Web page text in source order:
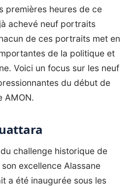
premières heures de ce
achevé neuf portraits
de ces portraits met en
de la politique et
Voici un focus sur les neuf
du début de
AMON.
challenge historique de
excellence Alassane
a été inaugurée sous les